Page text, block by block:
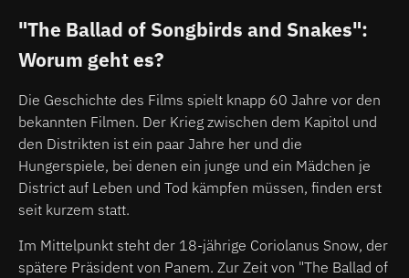
"The Ballad of Songbirds and Snakes":
Worum geht es?
Die Geschichte des Films spielt knapp 60 Jahre vor den
bekannten Filmen. Der Krieg zwischen dem Kapitol und
den Distrikten ist ein paar Jahre her und die
Hungerspiele, bei denen ein junge und ein Mädchen je
District auf Leben und Tod kämpfen müssen, finden erst
seit kurzem statt.
Im Mittelpunkt steht der 18-jährige Coriolanus Snow, der
spätere Präsident von Panem. Zur Zeit von "The Ballad of